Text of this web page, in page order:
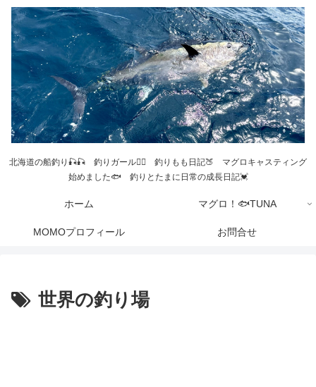
北海道の船釣り🎣🎣 釣りガール💁‍♀️ 釣りもも日記🍑 マグロキャスティング
始めました🐟 釣りとたまに日常の成長日記💓
ホーム マグロ！🐟TUNA
MOMOプロフィール お問合せ
世界の釣り場